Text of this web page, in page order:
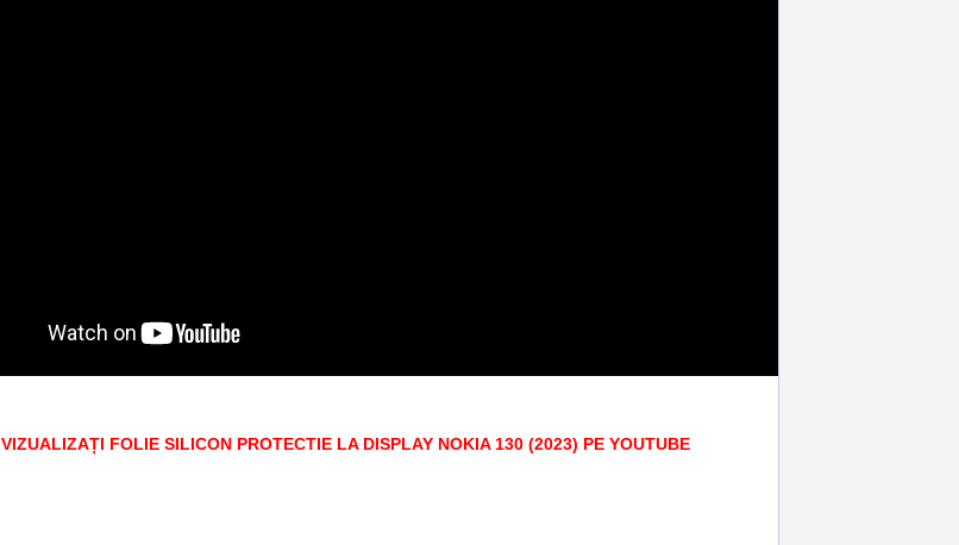
VIZUALIZAȚI FOLIE SILICON PROTECTIE LA DISPLAY NOKIA 130 (2023) PE YOUTUBE